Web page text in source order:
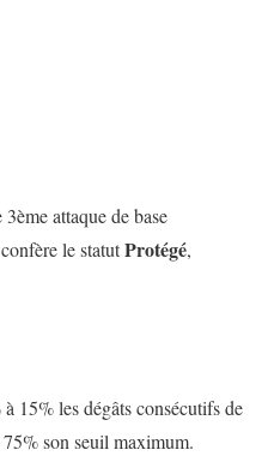
3ème attaque de base
le statutProtégé,
15% les dégâts consécutifs de
son seuil maximum.